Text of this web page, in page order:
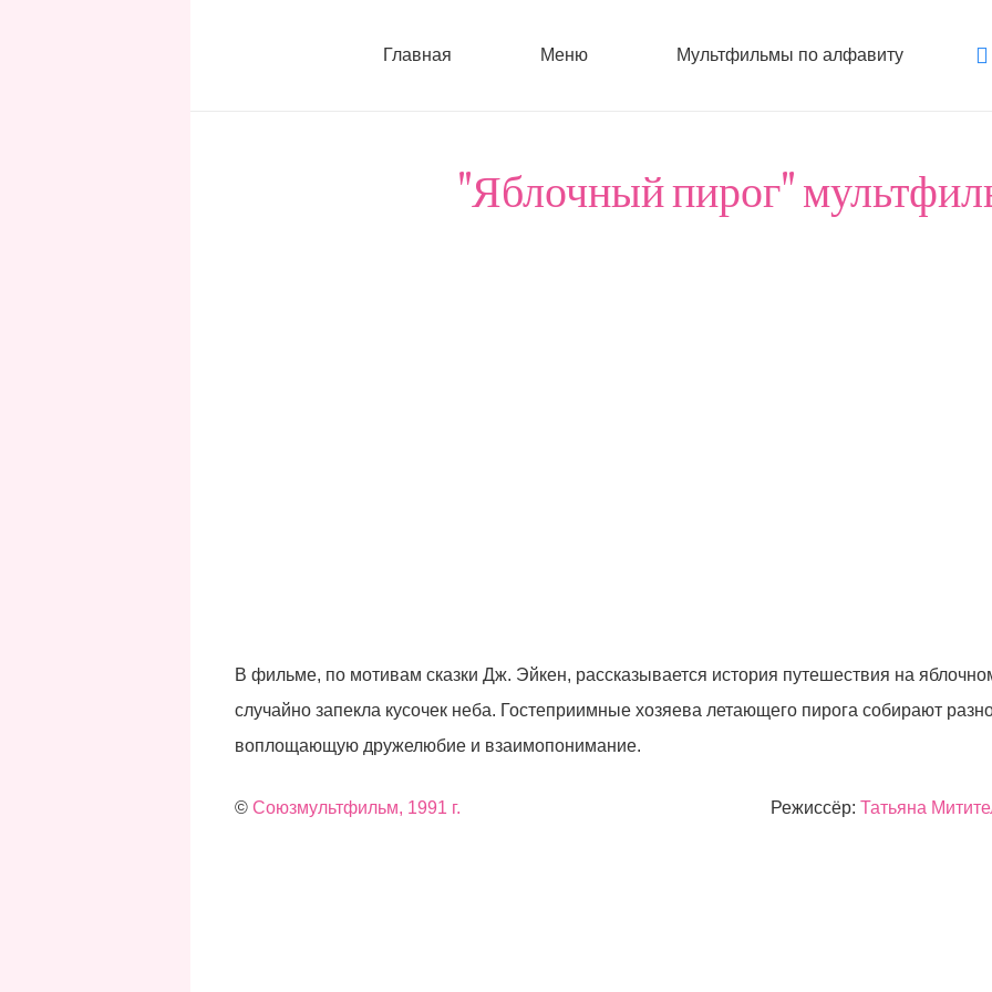
Главная Меню Мультфильмы по алфавиту
"Яблочный пирог"
В фильме, по мотивам сказки Дж. Эйкен, рассказывается история путешествия на
случайно запекла кусочек неба. Гостеприимные хозяева летающего пирога собирают
воплощающую дружелюбие и взаимопонимание.
© Союзмультфильм, 1991 г. Режиссёр: Татьяна